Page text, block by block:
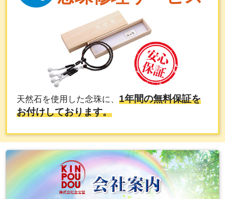
天然石を使用した念珠に、1年間の無料保証を
お付けしております。